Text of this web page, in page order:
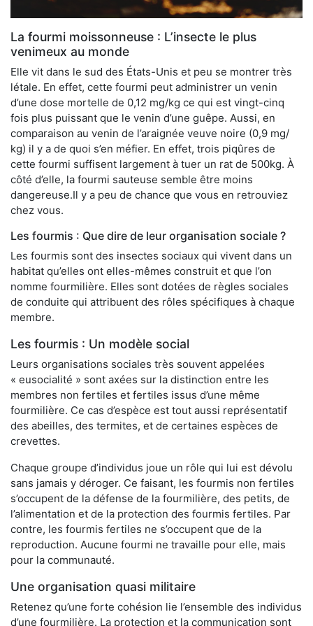
La fourmi moissonneuse : L’insecte le plus
venimeux au monde
Elle vit dans le sud des États-Unis et peu se montrer très
létale. En effet, cette fourmi peut administrer un venin
d’une dose mortelle de 0,12 mg/kg ce qui est vingt-cinq
fois plus puissant que le venin d’une guêpe. Aussi, en
comparaison au venin de l’araignée veuve noire (0,9 mg/
kg) il y a de quoi s’en méfier. En effet, trois piqûres de
cette fourmi suffisent largement à tuer un rat de 500kg. À
côté d’elle, la fourmi sauteuse semble être moins
dangereuse.Il y a peu de chance que vous en retrouviez
chez vous.
Les fourmis : Que dire de leur organisation sociale ?
Les fourmis sont des insectes sociaux qui vivent dans un
habitat qu’elles ont elles-mêmes construit et que l’on
nomme fourmilière. Elles sont dotées de règles sociales
de conduite qui attribuent des rôles spécifiques à chaque
membre.
Les fourmis : Un modèle social
Leurs organisations sociales très souvent appelées
« eusocialité » sont axées sur la distinction entre les
membres non fertiles et fertiles issus d’une même
fourmilière. Ce cas d’espèce est tout aussi représentatif
des abeilles, des termites, et de certaines espèces de
crevettes.
Chaque groupe d’individus joue un rôle qui lui est dévolu
sans jamais y déroger. Ce faisant, les fourmis non fertiles
s’occupent de la défense de la fourmilière, des petits, de
l’alimentation et de la protection des fourmis fertiles. Par
contre, les fourmis fertiles ne s’occupent que de la
reproduction. Aucune fourmi ne travaille pour elle, mais
pour la communauté.
Une organisation quasi militaire
Retenez qu’une forte cohésion lie l’ensemble des individus
d’une fourmilière. La protection et la communication sont